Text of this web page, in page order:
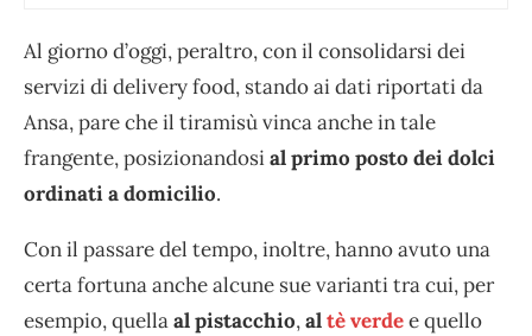
Al giorno d’oggi, peraltro, con il consolidarsi dei
servizi di delivery food, stando ai dati riportati da
Ansa, pare che il tiramisù vinca anche in tale
frangente, posizionandosial primo posto dei dolci
ordinati a domicilio.
Con il passare del tempo, inoltre, hanno avuto una
certa fortuna anche alcune sue varianti tra cui, per
esempio, quellaal pistacchio,altè verdee quello